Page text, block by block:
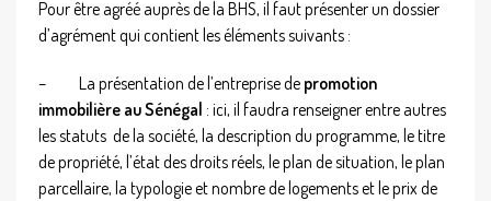
Pour être agréé auprès de la BHS, il faut présenter un dossier
d’agrément qui contient les éléments suivants :
– La présentation de l’entreprise de promotion
immobilière au Sénégal : ici, il faudra renseigner entre autres
les statuts de la société, la description du programme, le titre
de propriété, l’état des droits réels, le plan de situation, le plan
parcellaire, la typologie et nombre de logements et le prix de